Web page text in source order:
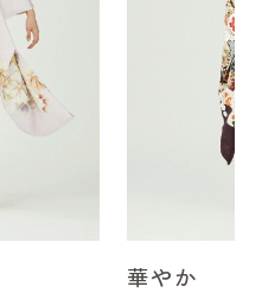
華やか